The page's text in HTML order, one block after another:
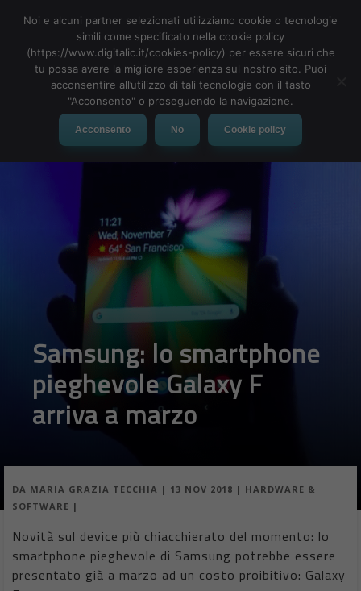
MENU
Samsung: lo smartphone
pieghevole Galaxy F
arriva a marzo
DA MARIA GRAZIA TECCHIA | 13 NOV 2018 | HARDWARE &
SOFTWARE |
Novità sul device più chiacchierato del momento: lo
smartphone pieghevole di Samsung potrebbe essere
presentato già a marzo ad un costo proibitivo: Galaxy
Noi e alcuni partner selezionati utilizziamo cookie o tecnologie
simili come specificato nella cookie policy
(https://www.digitalic.it/cookies-policy) per essere sicuri che
tu possa avere la migliore esperienza sul nostro sito. Puoi
acconsentire all’utilizzo di tali tecnologie con il tasto
"Acconsento" o proseguendo la navigazione.
Acconsento No Cookie policy